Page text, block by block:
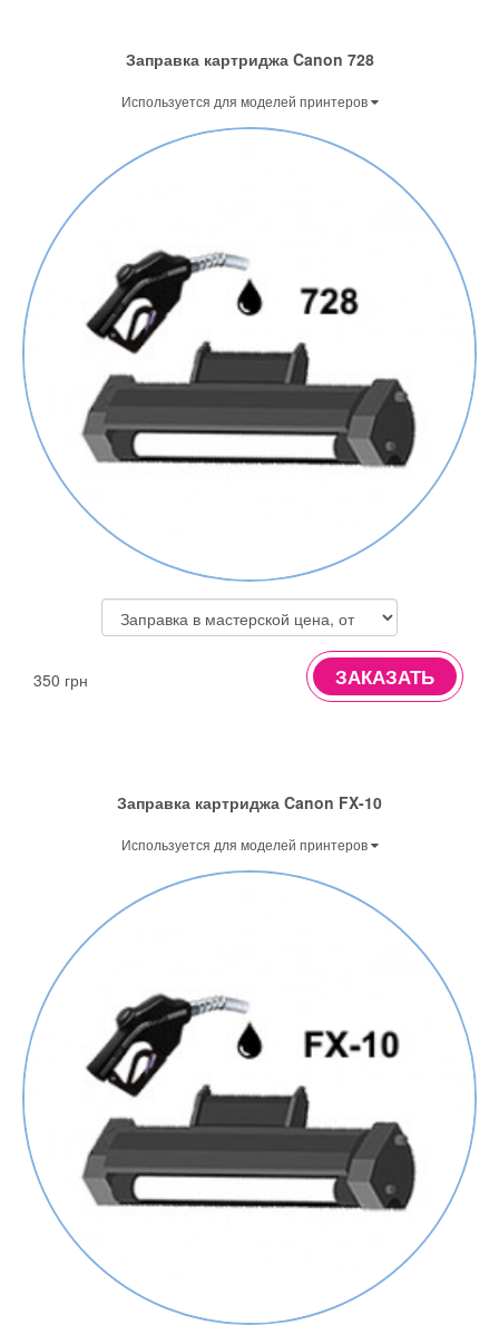
Заправка картриджа Canon 728
Используется для моделей принтеров
350 грн ЗАКАЗАТЬ
Заправка картриджа Canon FX-10
Используется для моделей принтеров